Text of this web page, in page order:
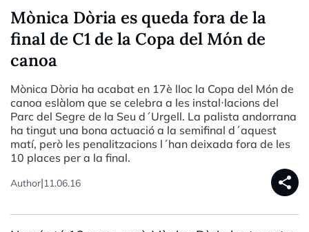
Mònica Dòria es queda fora de la
final de C1 de la Copa del Món de
canoa
Mònica Dòria ha acabat en 17è lloc la Copa del Món de
canoa eslàlom que se celebra a les instal·lacions del
Parc del Segre de la Seu d´Urgell. La palista andorrana
ha tingut una bona actuació a la semifinal d´aquest
matí, però les penalitzacions l´han deixada fora de les
10 places per a la final.
Author|11.06.16 share